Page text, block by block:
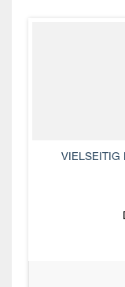
VIELSEITIG